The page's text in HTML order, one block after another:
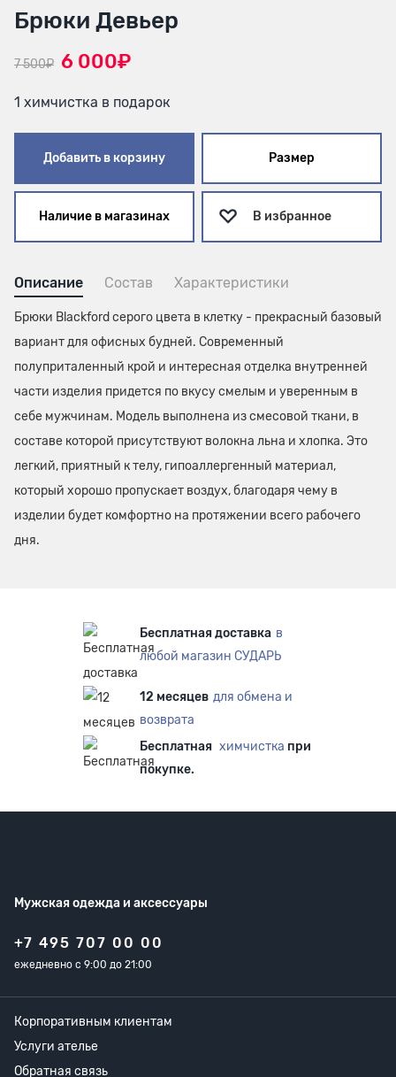
Брюки Девьер
7 500₽ 6 000₽
1 химчистка в подарок
Добавить в корзину Размер
Наличие в магазинах В избранное
Описание Состав Характеристики
Брюки Blackford серого цвета в клетку - прекрасный базовый
вариант для офисных будней. Современный
полуприталенный крой и интересная отделка внутренней
части изделия придется по вкусу смелым и уверенным в
себе мужчинам. Модель выполнена из смесовой ткани, в
составе которой присутствуют волокна льна и хлопка. Это
легкий, приятный к телу, гипоаллергенный материал,
который хорошо пропускает воздух, благодаря чему в
изделии будет комфортно на протяжении всего рабочего
дня.
Бесплатная доставка в
любой магазин СУДАРЬ
12 месяцев для обмена и
возврата
Бесплатная химчистка при
покупке.
Мужская одежда и аксессуары
+7 495 707 00 00
ежедневно с 9:00 до 21:00
Корпоративным клиентам
Услуги ателье
Обратная связь